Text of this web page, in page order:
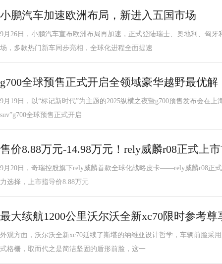
小鹏汽车加速欧洲布局，新进入五国市场
9月26日，小鹏汽车宣布欧洲布局再加速，正式登陆瑞士、奥地利、匈
场，多款热门新车同步亮相，全球化进程全面提速
g700全球预售正式开启全领域豪华越野最优解
9月19日，以“标记新时代”为主题的2025纵横之夜暨g700预售发布会在
suv”g700全球预售正式开启
售价8.88万元-14.98万元！rely威麟r08正式上
9月20日，奇瑞控股旗下rely威麟首款全球化战略皮卡——rely威麟r08正
力选择，上市指导价8.88万元
最大续航1200公里沃尔沃全新xc70限时参考尊
外观方面，沃尔沃全新xc70延续了斯堪的纳维亚设计哲学，车辆前脸采
式格栅，取而代之是简洁坚固的盾形前脸，这一